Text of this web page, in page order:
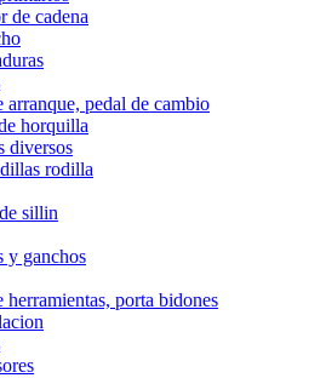
de cadena
arranque, pedal de cambio
horquilla
diversos
rodilla
sillin
y ganchos
herramientas, porta bidones